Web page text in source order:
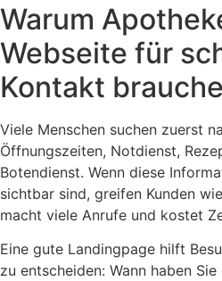
Warum
Webseite für
Kontakt
Viele Menschen suchen zuerst
Öffnungszeiten, Notdienst,
Botendienst. Wenn diese
sichtbar sind, greifen Kunden
macht viele Anrufe und kostet
Eine gute Landingpage hilft
zu entscheiden: Wann haben